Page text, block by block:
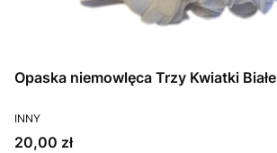
Opaska niemowlęca Trzy Kwiatki Białe
PRODUCENT
INNY
Cena
20,00 zł